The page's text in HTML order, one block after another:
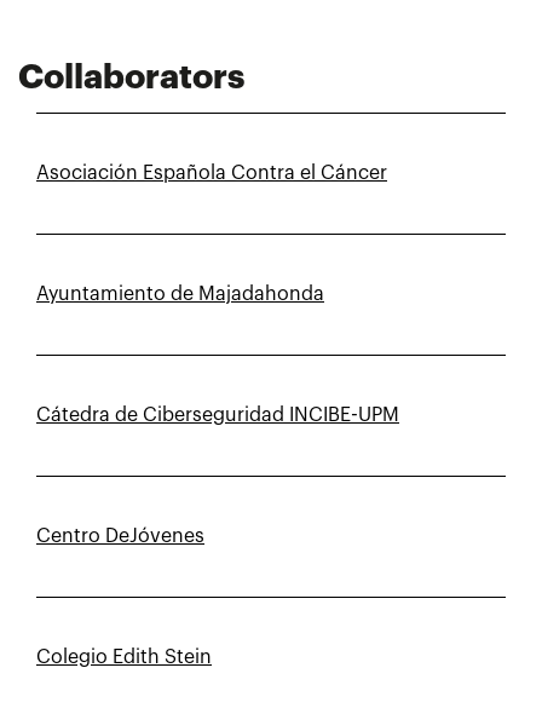
Collaborators
Asociación Española Contra el Cáncer
Ayuntamiento de Majadahonda
Cátedra de Ciberseguridad INCIBE-UPM
Centro DeJóvenes
Colegio Edith Stein